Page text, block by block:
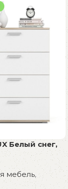
Белый снег,
мебель,